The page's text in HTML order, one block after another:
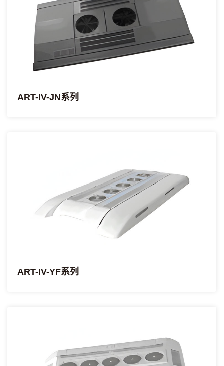
ART-IV-JN系列
ART-IV-YF系列